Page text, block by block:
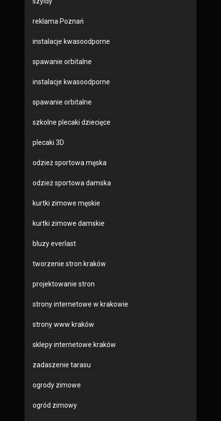
reklama Poznań
instalacje kwasoodporne
spawanie orbitalne
instalacje kwasoodporne
spawanie orbitalne
szkolne plecaki dziecięce
plecaki 3D
odzież sportowa męska
odzież sportowa damska
kurtki zimowe męskie
kurtki zimowe damskie
bluzy everlast
tworzenie stron kraków
projektowanie stron
strony internetowe w krakowie
strony www kraków
sklepy internetowe kraków
zadaszenie tarasu
ogrody zimowe
ogród zimowy